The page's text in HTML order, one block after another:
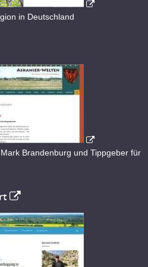
in Deutschland
Brandenburg und Tippgeber für